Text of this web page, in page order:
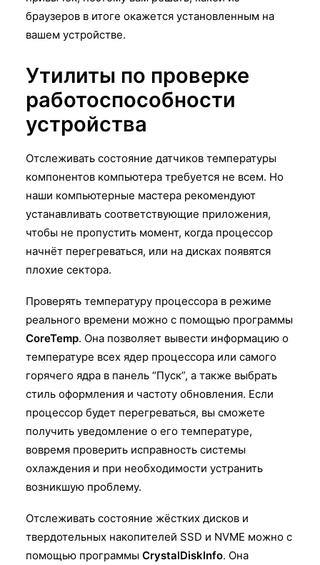
браузеров в итоге окажется установленным на
вашем устройстве.
Утилиты по проверке
работоспособности
устройства
Отслеживать состояние датчиков температуры
компонентов компьютера требуется не всем. Но
наши компьютерные мастера рекомендуют
устанавливать соответствующие приложения,
чтобы не пропустить момент, когда процессор
начнёт перегреваться, или на дисках появятся
плохие сектора.
Проверять температуру процессора в режиме
реального времени можно с помощью программы
CoreTemp. Она позволяет вывести информацию о
температуре всех ядер процессора или самого
горячего ядра в панель “Пуск”, а также выбрать
стиль оформления и частоту обновления. Если
процессор будет перегреваться, вы сможете
получить уведомление о его температуре,
вовремя проверить исправность системы
охлаждения и при необходимости устранить
возникшую проблему.
Отслеживать состояние жёстких дисков и
твердотельных накопителей SSD и NVME можно с
помощью программы CrystalDiskInfo. Она